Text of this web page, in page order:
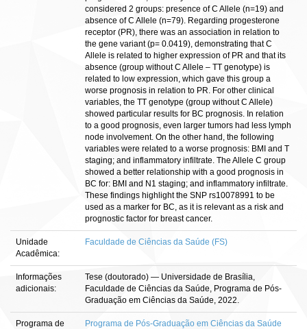
considered 2 groups: presence of C Allele (n=19) and
absence of C Allele (n=79). Regarding progesterone
receptor (PR), there was an association in relation to
the gene variant (p= 0.0419), demonstrating that C
Allele is related to higher expression of PR and that its
absence (group without C Allele – TT genotype) is
related to low expression, which gave this group a
worse prognosis in relation to PR. For other clinical
variables, the TT genotype (group without C Allele)
showed particular results for BC prognosis. In relation
to a good prognosis, even larger tumors had less lymph
node involvement. On the other hand, the following
variables were related to a worse prognosis: BMI and T
staging; and inflammatory infiltrate. The Allele C group
showed a better relationship with a good prognosis in
BC for: BMI and N1 staging; and inflammatory infiltrate.
These findings highlight the SNP rs10078991 to be
used as a marker for BC, as it is relevant as a risk and
prognostic factor for breast cancer.
Unidade
Acadêmica:
Faculdade de Ciências da Saúde (FS)
Informações
adicionais:
Tese (doutorado) — Universidade de Brasília,
Faculdade de Ciências da Saúde, Programa de Pós-
Graduação em Ciências da Saúde, 2022.
Programa de
Programa de Pós-Graduação em Ciências da Saúde